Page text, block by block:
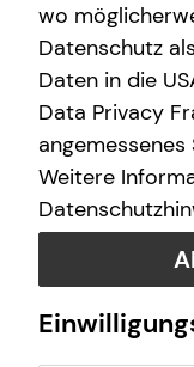
Freitag
wo
Datenschutz
Daten in die
Data Privacy
Weitere